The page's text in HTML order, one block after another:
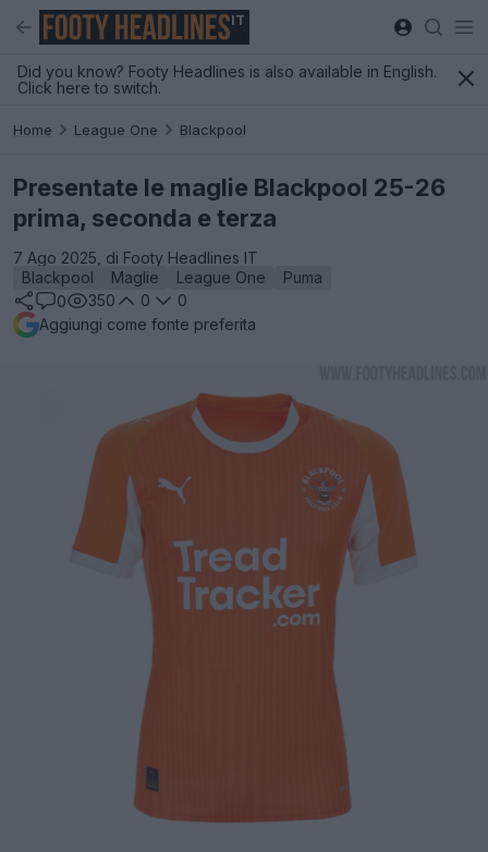
IT
Did you know? Footy Headlines is also available in English.
Click here to switch.
Home League One Blackpool
Presentate le maglie Blackpool 25-26
prima, seconda e terza
7 Ago 2025, di Footy Headlines IT
Blackpool
Maglie League One
Puma
0
350 0
0
Aggiungi come fonte preferita